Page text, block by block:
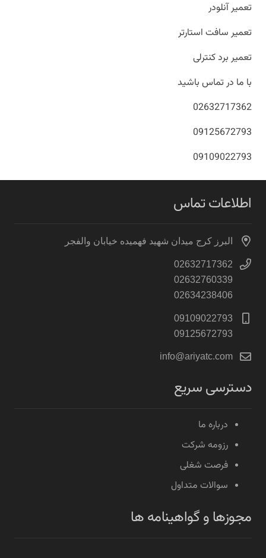
تعمیر آنلودر
تعمیر سافت استارتر
تعمیر برد کنترلی
با ما در تماس باشید
02632717362
09125672793
09109022793
اطلاعات تماس
البرز کرج میدان شهید فهمیده خیابان والفجر
02632717362
02632760339
02634238406
09109022793
09125672793
info@ariyatc.com
دسترسی سریع
درباره ما
رزومه شرکت
فرصت شغلی
سوالات متداول
مجوزها و گواهینامه ها